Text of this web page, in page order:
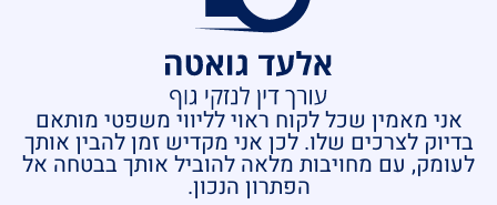
אני מאמין שכל לקוח ראוי לליווי משפטי מותאם
בדיוק לצרכים שלו. לכן אני מקדיש זמן להבין אותך
לעומק, עם מחויבות מלאה להוביל אותך בבטחה אל
הפתרון הנכון.